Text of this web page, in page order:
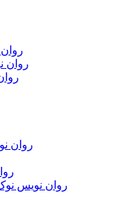
روان
روان
روان نویس